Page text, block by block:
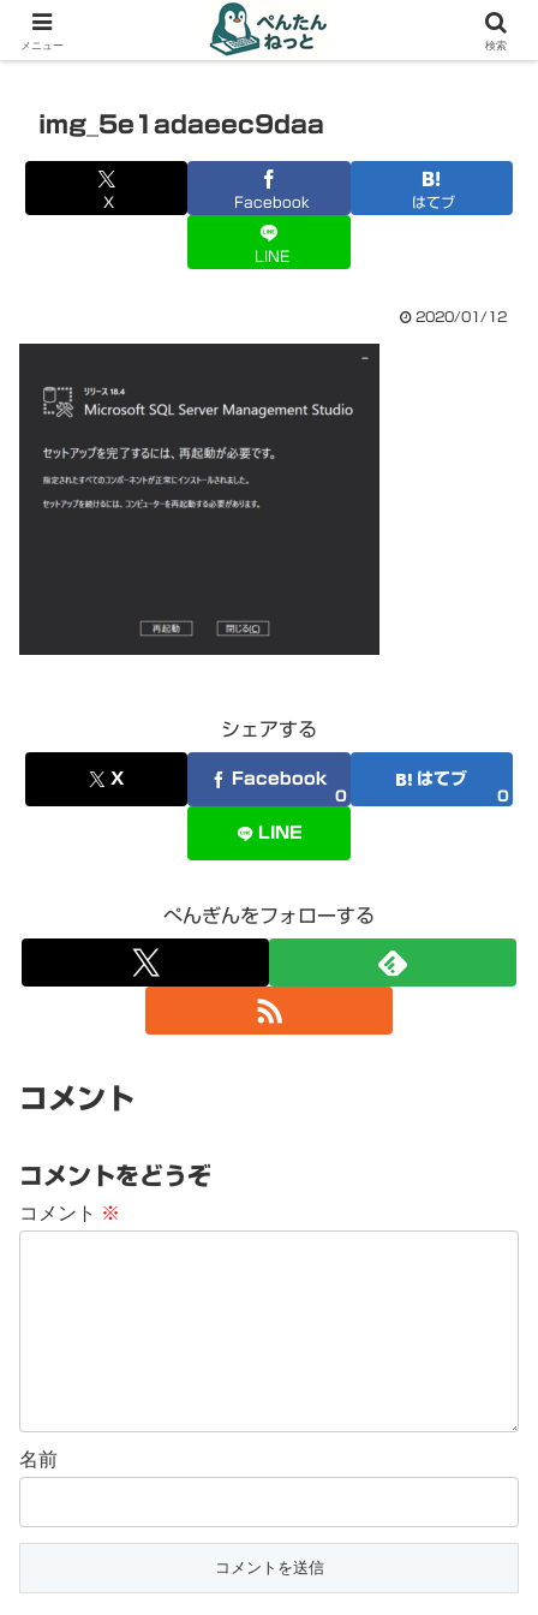
PCやガジェットの備忘録
img_5e1adaeec9daa
X Facebook はてブ
LINE
2020/01/12
シェアする
X Facebook
0
はてブ
0
LINE
ぺんぎんをフォローする
コメント
コメントをどうぞ
コメント ※
名前
メニュー 検索